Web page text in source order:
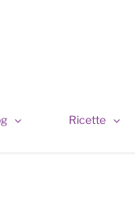
Ricette